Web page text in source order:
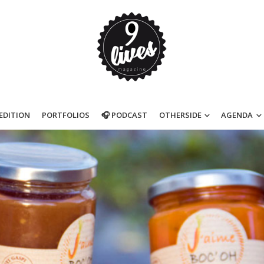
PORTFOLIOS 🎧 PODCAST OTHERSIDE AGENDA